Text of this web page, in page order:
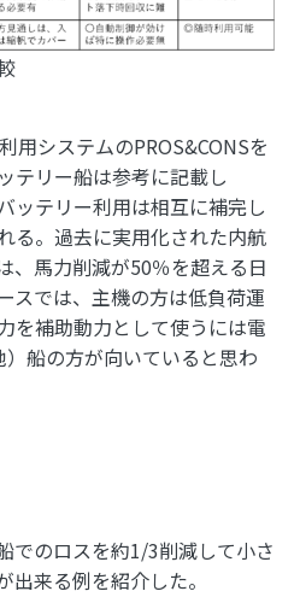
用システムのPROS&CONSを
テリー船は参考に記載し
ッテリー利用は相互に補完し
る。過去に実用化された内航
、馬力削減が50％を超える日
スでは、主機の方は低負荷運
を補助動力として使うには電
船の方が向いていると思わ
でのロスを約1/3削減して小さ
来る例を紹介した。